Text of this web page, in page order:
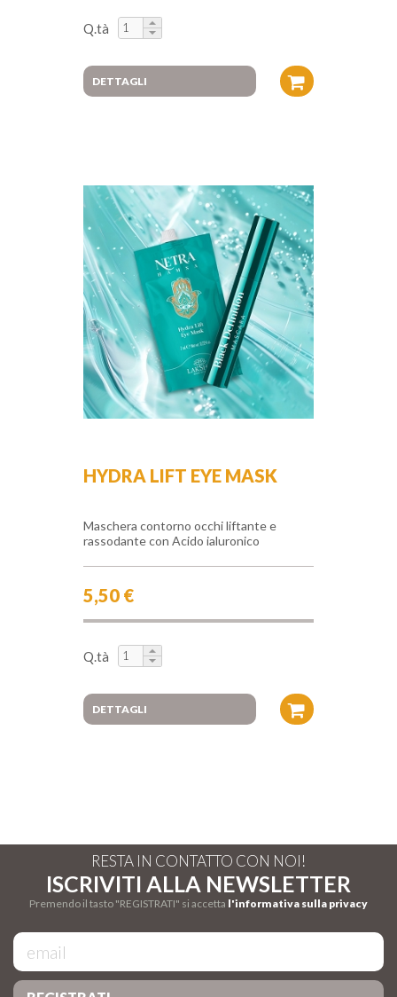
Q.tà
DETTAGLI
HYDRA LIFT EYE MASK
Maschera contorno occhi liftante e
rassodante con Acido ialuronico
5,50 €
Q.tà
DETTAGLI
RESTA IN CONTATTO CON NOI!
ISCRIVITI ALLA NEWSLETTER
Premendo il tasto "REGISTRATI" si accetta l'informativa sulla privacy